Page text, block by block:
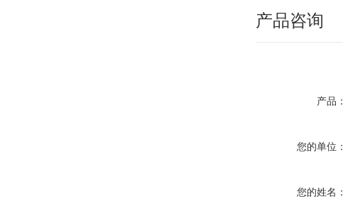
产品咨询
产品：
您的单位：
您的姓名：